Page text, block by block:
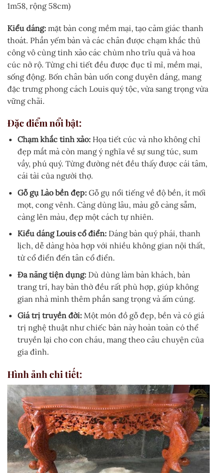
1m58, rộng 58cm)
Kiểu dáng: mặt bàn cong mềm mại, tạo cảm giác thanh
thoát. Phần yếm bàn và các chân được chạm khắc thủ
công vô cùng tinh xảo các chùm nho trĩu quả và hoa
cúc nở rộ. Từng chi tiết đều được đục tỉ mỉ, mềm mại,
sống động. Bốn chân bàn uốn cong duyên dáng, mang
đặc trưng phong cách Louis quý tộc, vừa sang trọng vừa
vững chãi.
Đặc điểm nổi bật:
Chạm khắc tinh xảo:Họa tiết cúc và nho không chỉ
đẹp mắt mà còn mang ý nghĩa về sự sung túc, sum
vầy, phú quý. Từng đường nét đều thấy được cái tâm,
cái tài của người thợ.
Gỗ gụ Lào bền đẹp:Gỗ gụ nổi tiếng về độ bền, ít mối
mọt, cong vênh. Càng dùng lâu, màu gỗ càng sẫm,
càng lên màu, đẹp một cách tự nhiên.
Kiểu dáng Louis cổ điển:Dáng bàn quý phái, thanh
lịch, dễ dàng hòa hợp với nhiều không gian nội thất,
từ cổ điển đến tân cổ điển.
Đa năng tiện dụng:Dù dùng làm bàn khách, bàn
trang trí, hay bàn thờ đều rất phù hợp, giúp không
gian nhà mình thêm phần sang trọng và ấm cúng.
Giá trị truyền đời:Một món đồ gỗ đẹp, bền và có giá
trị nghệ thuật như chiếc bàn này hoàn toàn có thể
truyền lại cho con cháu, mang theo câu chuyện của
gia đình.
Hình ảnh chi tiết: